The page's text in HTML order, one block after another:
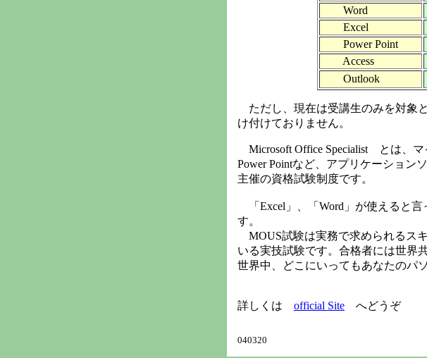
Word
Excel
Power Point
Access
Outlook
ただし、現在は受講生のみを対象
け付けておりません。
Microsoft Office Specialist とは、マ
Power Pointなど、アプリケーション
主催の資格試験制度です。
「Excel」、「Word」が使えると
す。
MOUS試験は実務で求められるス
いる実技試験です。合格者には世
世界中、どこにいってもあなたのパ
詳しくは official Site へどうぞ
040320